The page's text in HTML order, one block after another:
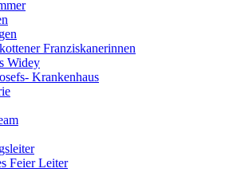
Franziskanerinnen
Widey
Krankenhaus
Feier Leiter